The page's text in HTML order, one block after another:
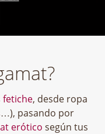
fetiche, desde ropa
…), pasando por
erótico según tus